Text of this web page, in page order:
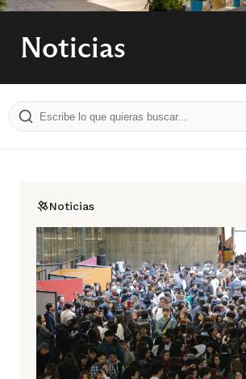
Noticias
Noticias